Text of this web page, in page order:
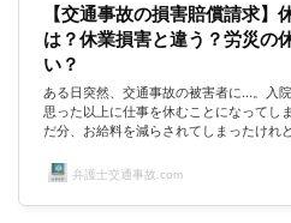
【交通事故の損害賠償請求】
は？休業損害と違う？労災の
い？
ある日突然、交通事故の被害者に…。入院
思った以上に仕事を休むことになってし
だ分、お給料を減らされてしまったけれ
金の心配という精神的な辛さも加わるな
いう補償制度があることは皆様もご存じ
弁護士交通事故.com